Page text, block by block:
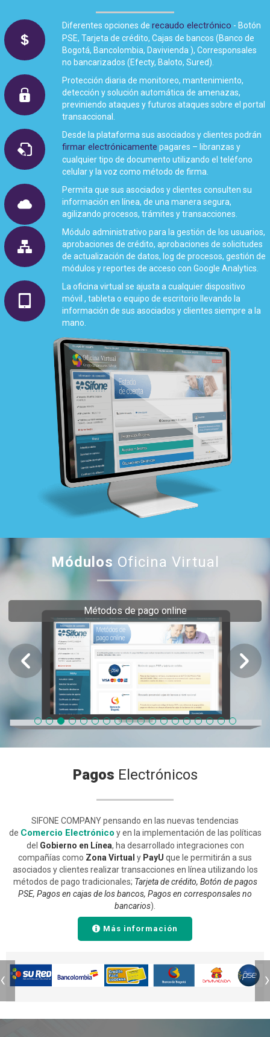
Permita que sus asociados y clientes consulten su
información en línea, de una manera segura,
agilizando procesos, trámites y transacciones.
Módulo administrativo para la gestión de los usuarios,
aprobaciones de crédito, aprobaciones de solicitudes
de actualización de datos, log de procesos, gestión de
módulos y reportes de acceso con Google Analytics.
La oficina virtual se ajusta a cualquier dispositivo
móvil , tableta o equipo de escritorio llevando la
información de sus asociados y clientes siempre a la
mano.
Diferentes opciones de recaudo electrónico - Botón
PSE, Tarjeta de crédito, Cajas de bancos (Banco de
Bogotá, Bancolombia, Davivienda ), Corresponsales
no bancarizados (Efecty, Baloto, Sured).
Protección diaria de monitoreo, mantenimiento,
detección y solución automática de amenazas,
previniendo ataques y futuros ataques sobre el portal
transaccional.
Desde la plataforma sus asociados y clientes podrán
firmar electrónicamente pagares – libranzas y
cualquier tipo de documento utilizando el teléfono
celular y la voz como método de firma.
Módulos Oficina Virtual
Métodos de pago online
Pagos Electrónicos
SIFONE COMPANY pensando en las nuevas tendencias
de Comercio Electrónico y en la implementación de las políticas
del Gobierno en Línea, ha desarrollado integraciones con
compañías como Zona Virtual y PayU que le permitirán a sus
asociados y clientes realizar transacciones en línea utilizando los
métodos de pago tradicionales; Tarjeta de crédito, Botón de pagos
PSE, Pagos en cajas de los bancos, Pagos en corresponsales no
bancarios).
Más información